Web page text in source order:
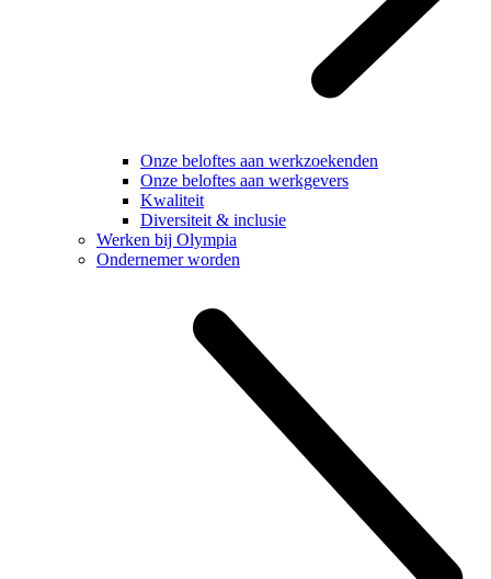
Onze beloftes aan werkzoekenden
Onze beloftes aan werkgevers
Kwaliteit
Diversiteit & inclusie
Werken bij Olympia
Ondernemer worden